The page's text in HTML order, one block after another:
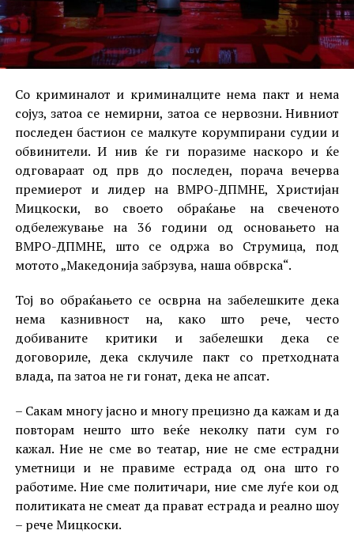
Со криминалот и криминалците нема пакт и нема
сојуз, затоа се немирни, затоа се нервозни. Нивниот
последен бастион се малкуте корумпирани судии и
обвинители. И нив ќе ги поразиме наскоро и ќе
одговараат од прв до последен, порача вечерва
премиерот и лидер на ВМРО-ДПМНЕ, Христијан
Мицкоски, во своето обраќање на свеченото
одбележување на 36 години од основањето на
ВМРО-ДПМНЕ, што се одржа во Струмица, под
мотото „Македонија забрзува, наша обврска“.
Тој во обраќањето се осврна на забелешките дека
нема казнивност на, како што рече, често
добиваните критики и забелешки дека се
договориле, дека склучиле пакт со претходната
влада, па затоа не ги гонат, дека не апсат.
– Сакам многу јасно и многу прецизно да кажам и да
повторам нешто што веќе неколку пати сум го
кажал. Ние не сме во театар, ние не сме естрадни
уметници и не правиме естрада од она што го
работиме. Ние сме политичари, ние сме луѓе кои од
политиката не смеат да прават естрада и реално шоу
– рече Мицкоски.